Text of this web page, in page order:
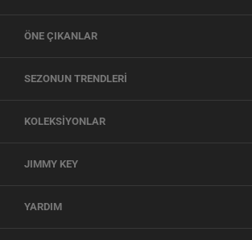
ÖNE ÇIKANLAR
SEZONUN TRENDLERİ
KOLEKSİYONLAR
JIMMY KEY
YARDIM